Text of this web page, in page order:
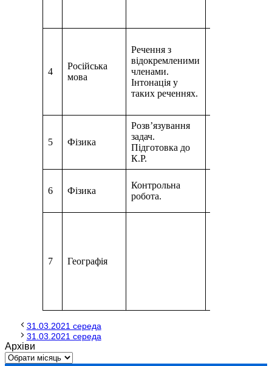
4
Російська
мова
Речення з
відокремленими
членами.
Інтонація у
таких реченнях.
5 Фізика
Розв’язування
задач.
Підготовка до
К.Р.
6 Фізика
Контрольна
робота.
7 Географія
31.03.2021 середа
31.03.2021 середа
Архіви